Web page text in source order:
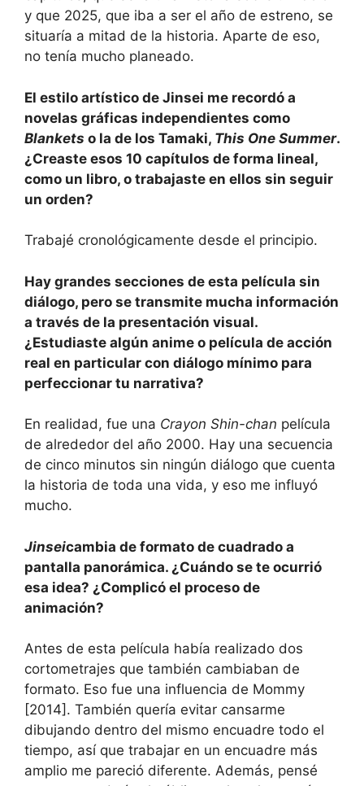
y que 2025, que iba a ser el año de estreno, se
situaría a mitad de la historia. Aparte de eso,
no tenía mucho planeado.
El estilo artístico de Jinsei me recordó a
novelas gráficas independientes como
Blankets o la de los Tamaki, This One Summer.
¿Creaste esos 10 capítulos de forma lineal,
como un libro, o trabajaste en ellos sin seguir
un orden?
Trabajé cronológicamente desde el principio.
Hay grandes secciones de esta película sin
diálogo, pero se transmite mucha información
a través de la presentación visual.
¿Estudiaste algún anime o película de acción
real en particular con diálogo mínimo para
perfeccionar tu narrativa?
En realidad, fue una Crayon Shin-chan película
de alrededor del año 2000. Hay una secuencia
de cinco minutos sin ningún diálogo que cuenta
la historia de toda una vida, y eso me influyó
mucho.
Jinseicambia de formato de cuadrado a
pantalla panorámica. ¿Cuándo se te ocurrió
esa idea? ¿Complicó el proceso de
animación?
Antes de esta película había realizado dos
cortometrajes que también cambiaban de
formato. Eso fue una influencia de Mommy
[2014]. También quería evitar cansarme
dibujando dentro del mismo encuadre todo el
tiempo, así que trabajar en un encuadre más
amplio me pareció diferente. Además, pensé